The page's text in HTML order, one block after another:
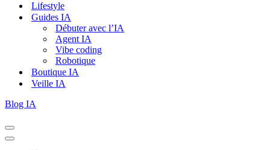
Lifestyle
Guides IA
Débuter avec l’IA
Agent IA
Vibe coding
Robotique
Boutique IA
Veille IA
Blog IA
Menu
de
Menu